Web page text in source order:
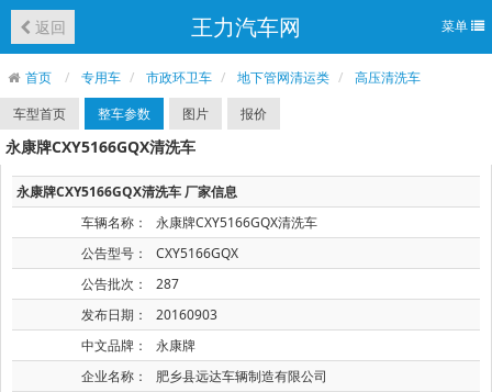
返回 王力汽车网 菜单
首页 专用车 市政环卫车 地下管网清运类
高压清洗车
车型首页
整车参数 图片 报价
永康牌CXY5166GQX清洗车
永康牌CXY5166GQX清洗车 厂家信息
车辆名称：
永康牌CXY5166GQX清洗车
公告型号：
CXY5166GQX
公告批次：
287
发布日期：
20160903
中文品牌：
永康牌
企业名称：
肥乡县远达车辆制造有限公司